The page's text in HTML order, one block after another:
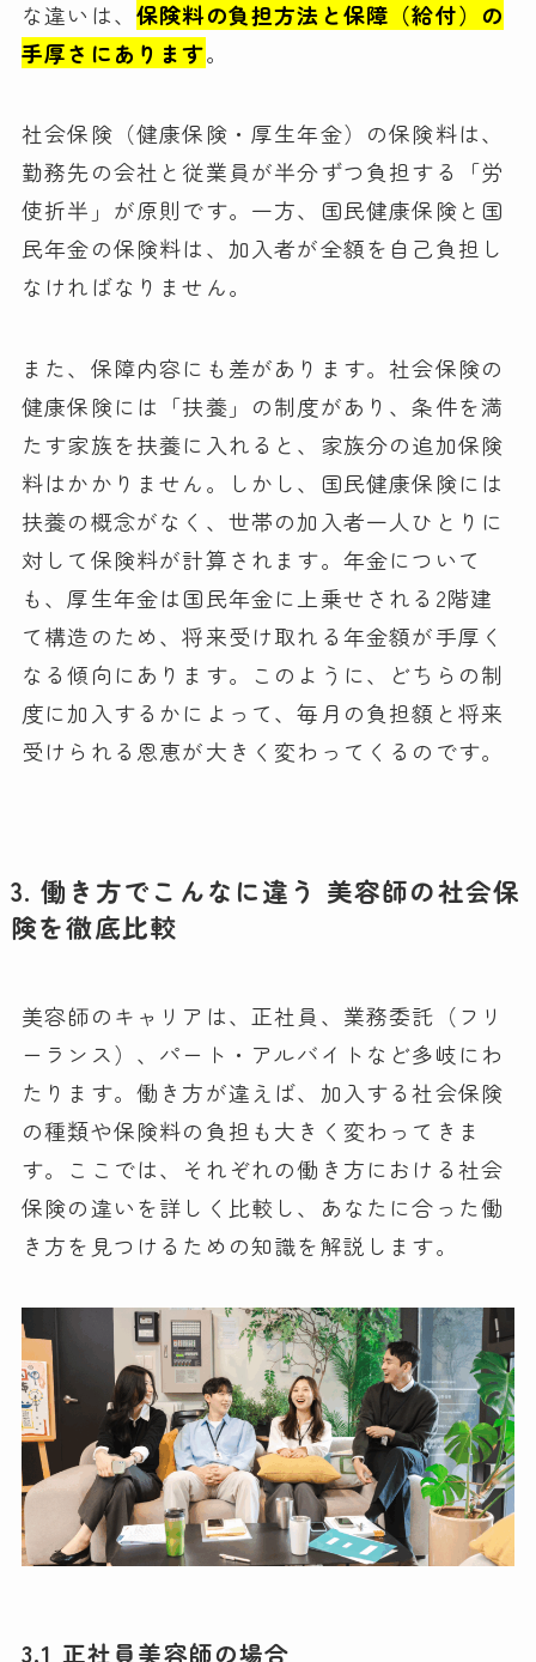
な違いは、 保険料の負担方法と保障（給付）の
手厚さにあります。
社会保険（健康保険・厚生年金）の保険料は、
勤務先の会社と従業員が半分ずつ負担する「労
使折半」が原則です。一方、国民健康保険と国
民年金の保険料は、加入者が全額を自己負担し
なければなりません。
また、保障内容にも差があります。社会保険の
健康保険には「扶養」の制度があり、条件を満
たす家族を扶養に入れると、家族分の追加保険
料はかかりません。しかし、国民健康保険には
扶養の概念がなく、世帯の加入者一人ひとりに
対して保険料が計算されます。年金について
も、厚生年金は国民年金に上乗せされる2階建
て構造のため、将来受け取れる年金額が手厚く
なる傾向にあります。このように、どちらの制
度に加入するかによって、毎月の負担額と将来
受けられる恩恵が大きく変わってくるのです。
3. 働き方でこんなに違う 美容師の社会保
険を徹底比較
美容師のキャリアは、正社員、業務委託（フリ
ーランス）、パート・アルバイトなど多岐にわ
たります。働き方が違えば、加入する社会保険
の種類や保険料の負担も大きく変わってきま
す。ここでは、それぞれの働き方における社会
保険の違いを詳しく比較し、あなたに合った働
き方を見つけるための知識を解説します。
3.1 正社員美容師の場合